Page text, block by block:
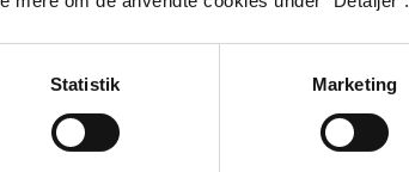
Statistik Marketing